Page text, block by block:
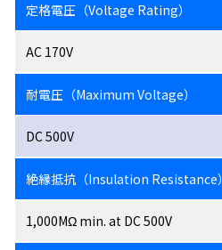
定格電圧（Voltage Rating）
AC 170V
耐電圧（Maximum Voltage）
DC 500V
絶縁抵抗（Insulation Resistance）
1,000MΩ min. at DC 500V